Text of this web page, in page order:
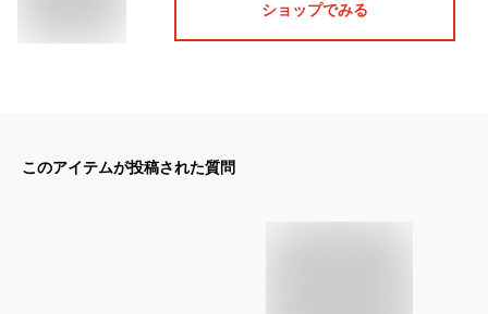
ショップでみる
このアイテムが投稿された質問